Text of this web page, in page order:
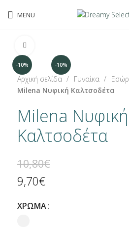
MENU
-10% -10%
Αρχική σελίδα Γυναίκα
Milena Νυφική Καλτσοδέτα
Milena Νυφική
Καλτσοδέτα
10,80€
9,70€
ΧΡΩΜΑ